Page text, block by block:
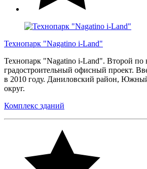
Технопарк "Nagatino i-Land"
Технопарк "Nagatino i-Land". Второй по
градостроительный офисный проект.
в 2010 году. Даниловский район,
округ.
Комплекс зданий